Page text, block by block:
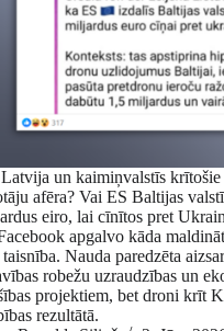
un kaimiņvalstīs
afēra? Vai ES Baltijas
eiro, lai cīnītos pret
apgalvo kāda
Nauda paredzēta
robežu uzraudzības un
projektiem, bet droni krīt
rezultātā.